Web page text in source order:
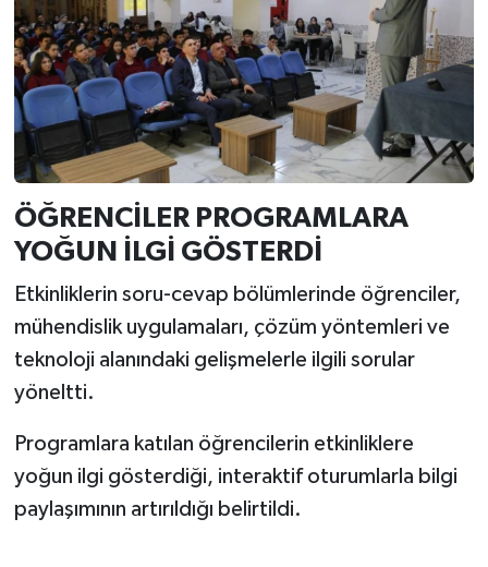
ÖĞRENCİLER PROGRAMLARA
YOĞUN İLGİ GÖSTERDİ
Etkinliklerin soru-cevap bölümlerinde öğrenciler,
mühendislik uygulamaları, çözüm yöntemleri ve
teknoloji alanındaki gelişmelerle ilgili sorular
yöneltti.
Programlara katılan öğrencilerin etkinliklere
yoğun ilgi gösterdiği, interaktif oturumlarla bilgi
paylaşımının artırıldığı belirtildi.